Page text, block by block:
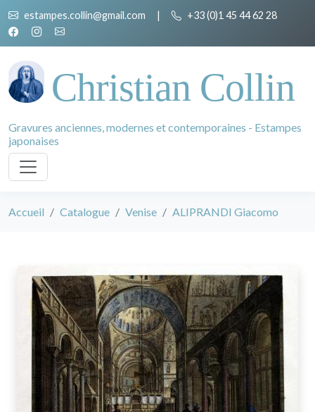
estampes.collin@gmail.com | +33 (0)1 45 44 62 28
Christian Collin
Gravures anciennes, modernes et contemporaines - Estampes
japonaises
Accueil Catalogue Venise ALIPRANDI Giacomo